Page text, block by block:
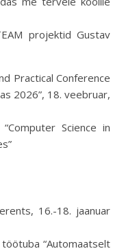
projektid Gustav
Practical Conference
2026”, 18. veebruar,
Science in
16.-18. jaanuar
“Automaatselt